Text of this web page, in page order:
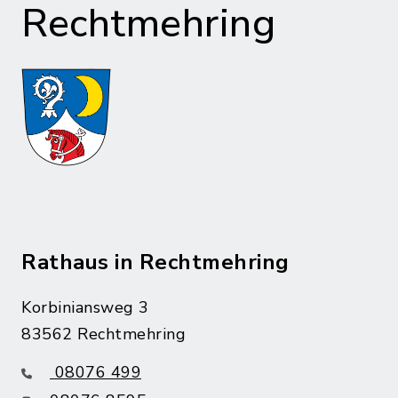
Rechtmehring
Rathaus in Rechtmehring
Korbiniansweg 3
83562 Rechtmehring
08076 499